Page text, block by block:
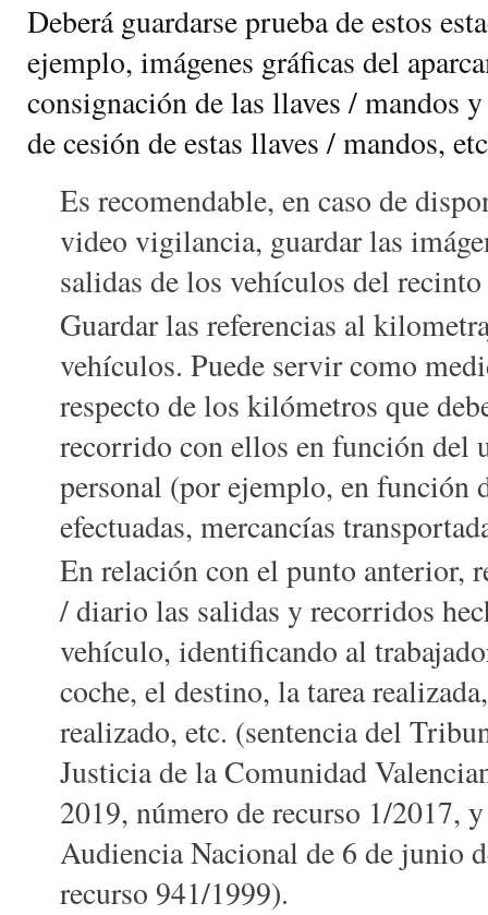
Deberá guardarse prueba de estos
ejemplo, imágenes gráficas del
consignación de las llaves / mandos
de cesión de estas llaves / mandos,
Es recomendable, en caso de
video vigilancia, guardar las
salidas de los vehículos del
Guardar las referencias al
vehículos. Puede servir como
respecto de los kilómetros que
recorrido con ellos en función del
personal (por ejemplo, en función
efectuadas, mercancías
En relación con el punto anterior,
/ diario las salidas y recorridos
vehículo, identificando al
coche, el destino, la tarea
realizado, etc. (sentencia del
Justicia de la Comunidad
2019, número de recurso 1/2017,
Audiencia Nacional de 6 de junio
recurso 941/1999).